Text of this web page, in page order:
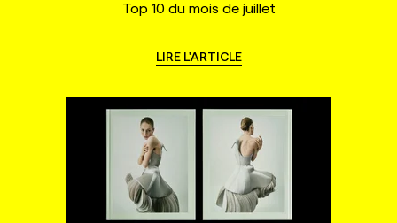
Top 10 du mois de juillet
LIRE L'ARTICLE